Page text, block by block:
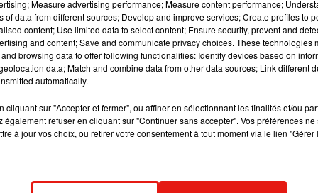
le noir et le froid, sans pouvoir ni boire, ni manger, ni aller aux
la chercher. Elle a eu très froid car la clim fonctionnait et
l'accouchement », s’énerve dans lequotidiensa fille de 20
Ses proches inquiets de ne pas avoir de nouvelles
surveillante explique alors que la visiteuse est ressortie à 17
le casier de ma mère pour se rendre compte que celui-ci était
de Madéré. Après avoir fait le tour des hôpitaux, craignant le
sous-Bois (Saint-Denis) dans la nuit de dimanche à lundi.
Measure advertising performance; Measure content performance;
of data from different sources; Develop and improve services; Create profiles to
content; Use limited data to select content; Ensure security, prevent and
and content; Save and communicate privacy choices. These technologies
browsing data to offer following functionalities: Identify devices based on
data; Match and combine data from other data sources; Link different
automatically.
cliquant sur "Accepter et fermer", ou affiner en sélectionnant les finalités et/ou
également refuser en cliquant sur "Continuer sans accepter". Vos préférences
à jour vos choix, ou retirer votre consentement à tout moment via le lien